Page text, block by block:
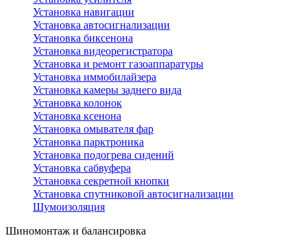
Установка навигации
Установка автосигнализации
Установка биксенона
Установка видеорегистратора
Установка и ремонт газоаппаратуры
Установка иммобилайзера
Установка камеры заднего вида
Установка колонок
Установка ксенона
Установка омывателя фар
Установка парктроника
Установка подогрева сидений
Установка сабвуфера
Установка секретной кнопки
Установка спутниковой автосигнализации
Шумоизоляция
Шиномонтаж и балансировка